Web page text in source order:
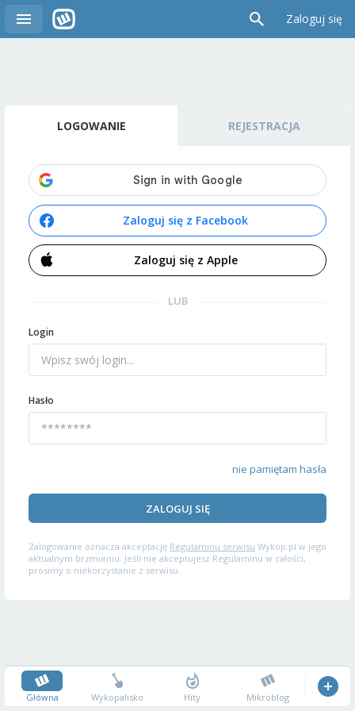
Zaloguj się
LOGOWANIE REJESTRACJA
Zaloguj się z Facebook
Zaloguj się z Apple
LUB
Login
Hasło
nie pamiętam hasła
ZALOGUJ SIĘ
Zalogowanie oznacza akceptację Regulaminu serwisu Wykop.pl w jego
aktualnym brzmieniu. Jeśli nie akceptujesz Regulaminu w całości,
prosimy o niekorzystanie z serwisu.
Główna Wykopalisko Hity Mikroblog